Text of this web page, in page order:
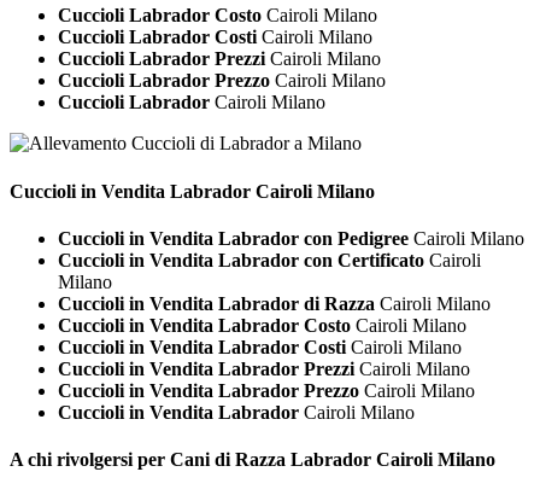
Cuccioli Labrador Costo Cairoli Milano
Cuccioli Labrador CostiCairoli Milano
Cuccioli Labrador PrezziCairoli Milano
Cuccioli Labrador Prezzo Cairoli Milano
Cuccioli Labrador Cairoli Milano
Cuccioli in Vendita Labrador Cairoli Milano
Cuccioli in Vendita Labrador con Pedigree Cairoli Milano
Cuccioli in Vendita Labrador con Certificato Cairoli
Milano
Cuccioli in Vendita Labrador di Razza Cairoli Milano
Cuccioli in Vendita Labrador Costo Cairoli Milano
Cuccioli in Vendita Labrador Costi Cairoli Milano
Cuccioli in Vendita Labrador Prezzi Cairoli Milano
Cuccioli in Vendita Labrador Prezzo Cairoli Milano
Cuccioli in Vendita Labrador Cairoli Milano
A chi rivolgersi per Cani di Razza Labrador Cairoli Milano